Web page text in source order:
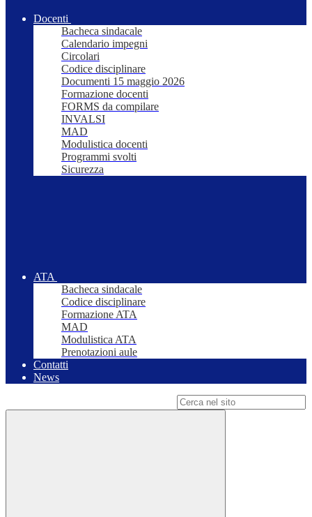
Docenti
Bacheca sindacale
Calendario impegni
Circolari
Codice disciplinare
Documenti 15 maggio 2026
Formazione docenti
FORMS da compilare
INVALSI
MAD
Modulistica docenti
Programmi svolti
Sicurezza
ATA
Bacheca sindacale
Codice disciplinare
Formazione ATA
MAD
Modulistica ATA
Prenotazioni aule
Contatti
News